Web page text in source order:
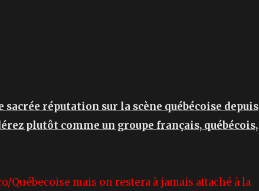
sacrée réputation sur la scène québécoise depuis
plutôt comme un groupe français, québécois,
Québecoise mais on restera à jamais attaché à la